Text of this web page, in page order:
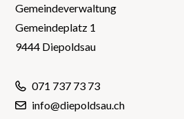
Gemeindeverwaltung
Gemeindeplatz 1
9444 Diepoldsau
071 737 73 73
info@diepoldsau.ch